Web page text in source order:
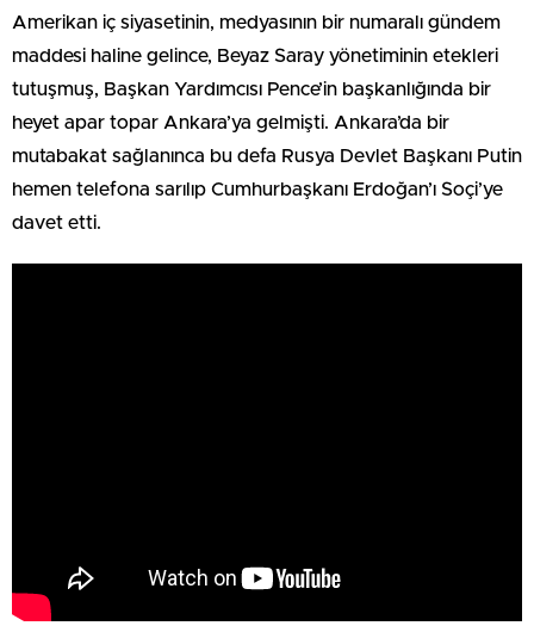
Amerikan iç siyasetinin, medyasının bir numaralı gündem
maddesi haline gelince, Beyaz Saray yönetiminin etekleri
tutuşmuş, Başkan Yardımcısı Pence’in başkanlığında bir
heyet apar topar Ankara’ya gelmişti. Ankara’da bir
mutabakat sağlanınca bu defa Rusya Devlet Başkanı Putin
hemen telefona sarılıp Cumhurbaşkanı Erdoğan’ı Soçi’ye
davet etti.